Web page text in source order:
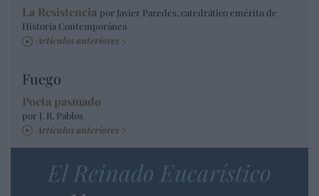
La Resistencia por Javier Paredes, catedrático emérito de
Historia Contemporánea
Artículos anteriores
Fuego
Poeta pasmado
por J. R. Pablos
Artículos anteriores
El Reinado Eucarístico